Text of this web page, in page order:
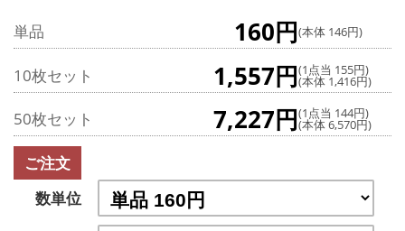
単品 160円(本体 146円)
10枚セット 1,557円(1点当 155円)
(本体 1,416円)
50枚セット 7,227円(1点当 144円)
(本体 6,570円)
ご注文
数単位